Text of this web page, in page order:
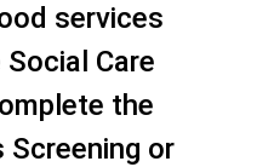
services
Care
the
Screening or